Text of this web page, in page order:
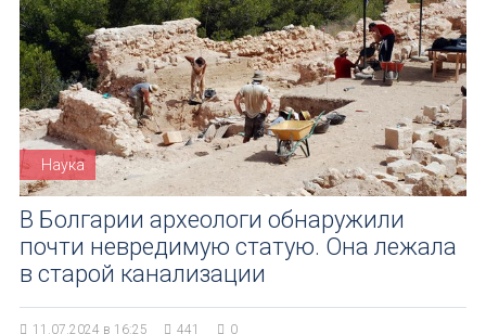
Наука
В Болгарии археологи обнаружили
почти невредимую статую. Она лежала
в старой канализации
11.07.2024 в 16:25 441 0